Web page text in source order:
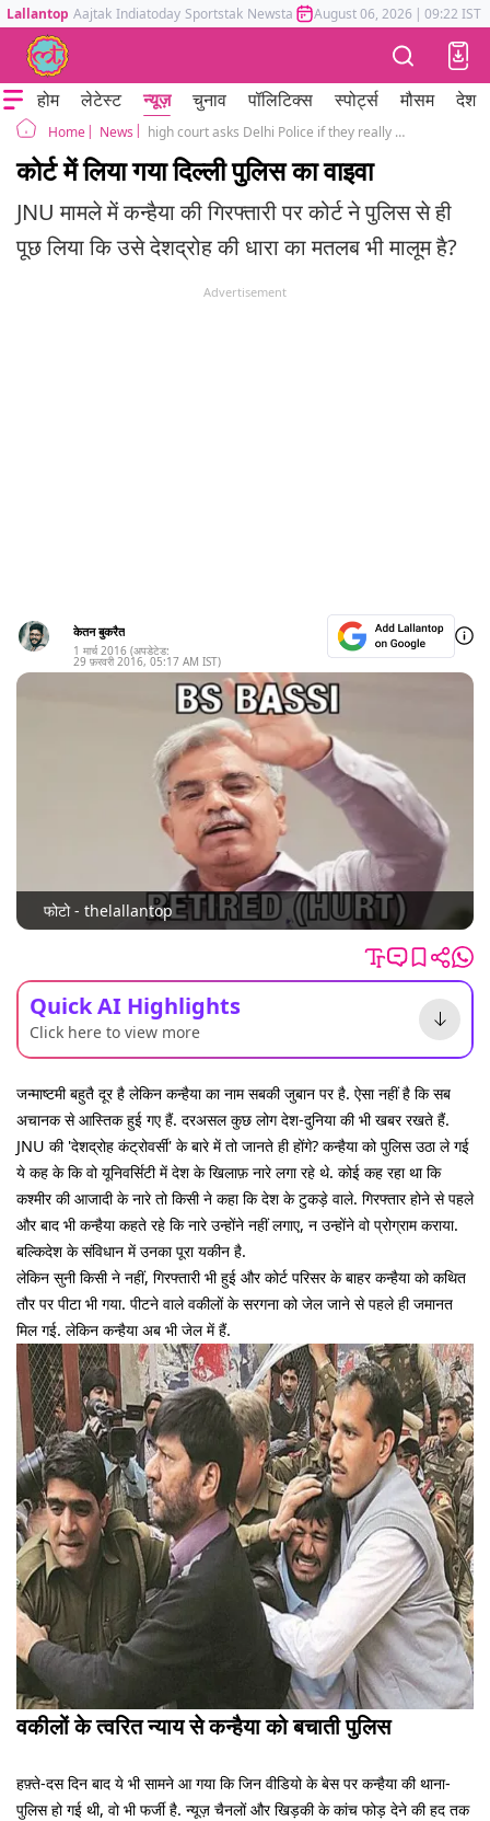
Lallantop Aajtak Indiatoday Sportstak Newstak Mumbai Tak Astrotak
August 06, 2026 | 09:22 IST
होम लेटेस्ट न्यूज़ चुनाव पॉलिटिक्स स्पोर्ट्स मौसम देश
Home News high court asks Delhi Police if they really know what sedition actually means?
कोर्ट में लिया गया दिल्ली पुलिस का वाइवा
JNU मामले में कन्हैया की गिरफ्तारी पर कोर्ट ने पुलिस से ही
पूछ लिया कि उसे देशद्रोह की धारा का मतलब भी मालूम है?
Advertisement
केतन बुकरैत
1 मार्च 2016 (अपडेटेड:
29 फ़रवरी 2016, 05:17 AM IST)
फोटो - thelallantop
Quick AI Highlights
Click here to view more
जन्माष्टमी बहुतै दूर है लेकिन कन्हैया का नाम सबकी जुबान पर है. ऐसा नहीं है कि सब
अचानक से आस्तिक हुई गए हैं. दरअसल कुछ लोग देश-दुनिया की भी खबर रखते हैं.
JNU की 'देशद्रोह कंट्रोवर्सी' के बारे में तो जानते ही होंगे? कन्हैया को पुलिस उठा ले गई
ये कह के कि वो यूनिवर्सिटी में देश के खिलाफ़ नारे लगा रहे थे. कोई कह रहा था कि
कश्मीर की आजादी के नारे तो किसी ने कहा कि देश के टुकड़े वाले. गिरफ्तार होने से पहले
और बाद भी कन्हैया कहते रहे कि नारे उन्होंने नहीं लगाए, न उन्होंने वो प्रोग्राम कराया.
बल्किदेश के संविधान में उनका पूरा यकीन है.
लेकिन सुनी किसी ने नहीं, गिरफ्तारी भी हुई और कोर्ट परिसर के बाहर कन्हैया को कथित
तौर पर पीटा भी गया. पीटने वाले वकीलों के सरगना को जेल जाने से पहले ही जमानत
मिल गई. लेकिन कन्हैया अब भी जेल में हैं.
वकीलों के त्वरित न्याय से कन्हैया को बचाती पुलिस
हफ़्ते-दस दिन बाद ये भी सामने आ गया कि जिन वीडियो के बेस पर कन्हैया की थाना-
पुलिस हो गई थी, वो भी फर्जी है. न्यूज़ चैनलों और खिड़की के कांच फोड़ देने की हद तक